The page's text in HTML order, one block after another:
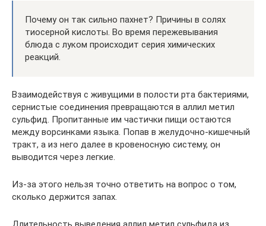
Почему он так сильно пахнет? Причины в солях
тиосерной кислоты. Во время пережевывания
блюда с луком происходит серия химических
реакций.
Взаимодействуя с живущими в полости рта бактериями,
сернистые соединения превращаются в аллил метил
сульфид. Пропитанные им частички пищи остаются
между ворсинками языка. Попав в желудочно-кишечный
тракт, а из него далее в кровеносную систему, он
выводится через легкие.
Из-за этого нельзя точно ответить на вопрос о том,
сколько держится запах.